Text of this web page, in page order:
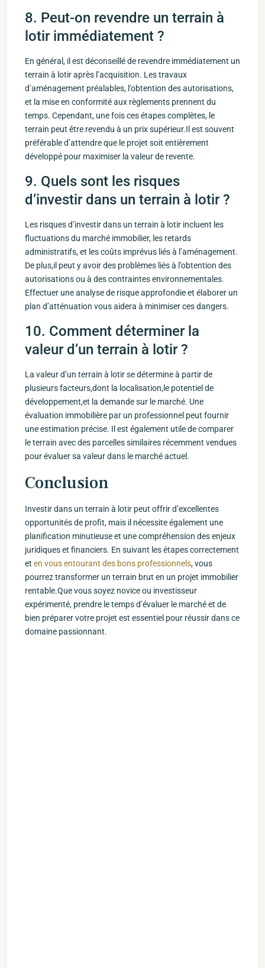
8. Peut-on ‌revendre un terrain ‌à‌
lotir immédiatement ?
En général, il est ⁣déconseillé de⁢ revendre immédiatement un
terrain à lotir‌ après l’acquisition. Les travaux
d’aménagement préalables, l’obtention ⁢des autorisations,
et‌ la ​mise en conformité aux règlements prennent⁤ du​
temps. Cependant, une fois ces étapes complètes, le
terrain peut être ⁣revendu à un prix supérieur.Il est souvent
préférable d’attendre que le projet ⁤soit entièrement
développé​ pour maximiser la valeur de revente.
9. Quels sont les‍ risques
d’investir dans un terrain ‍à lotir ?
Les ⁣risques d’investir dans un terrain à lotir incluent ‍les
fluctuations du marché ⁣immobilier, les retards
administratifs, et les coûts imprévus liés à⁣ l’aménagement.
De plus,il peut y avoir ⁢des ⁢problèmes liés à l’obtention des
⁤autorisations ou ‍à‍ des contraintes environnementales.
Effectuer une analyse de‍ risque approfondie et élaborer un
plan d’atténuation vous aidera à ​minimiser ces dangers.
10. Comment déterminer la ​
valeur d’un terrain à lotir ?
La valeur d’un terrain à lotir se détermine à‌ partir de
plusieurs facteurs,dont la ⁤localisation,le potentiel de
développement,et la demande sur le marché. Une
évaluation immobilière par un professionnel peut fournir
⁤une estimation précise. Il est également ‌utile de comparer
le terrain avec des parcelles‌ similaires récemment vendues
pour évaluer sa ​valeur dans le marché actuel.
Conclusion
Investir dans un ‍terrain à lotir​ peut offrir d’excellentes
opportunités de ​profit, mais il nécessite également une
planification ⁢minutieuse et une compréhension ‌des ⁤enjeux
juridiques et financiers. En⁢ suivant les⁤ étapes correctement
et en vous entourant des bons professionnels, vous
‌pourrez transformer un terrain brut en un projet immobilier
rentable.Que vous soyez ⁢novice ou investisseur
expérimenté, prendre le temps d’évaluer le ⁢marché et de
bien préparer votre projet est ⁢essentiel pour réussir dans ce
​domaine passionnant.